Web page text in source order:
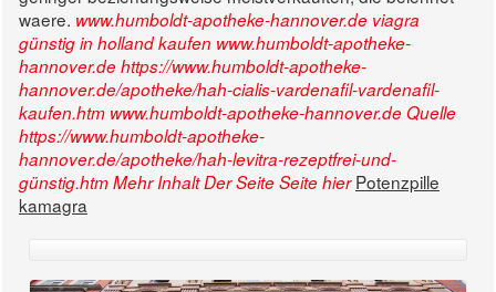
waere. www.humboldt-apotheke-hannover.de viagra
günstig in holland kaufen www.humboldt-apotheke-
hannover.dehttps://www.humboldt-apotheke-
hannover.de/apotheke/hah-cialis-vardenafil-vardenafil-
kaufen.htm www.humboldt-apotheke-hannover.deQuelle
https://www.humboldt-apotheke-
hannover.de/apotheke/hah-levitra-rezeptfrei-und-
günstig.htmMehr Inhalt Der SeiteSeite hier Potenzpille
kamagra